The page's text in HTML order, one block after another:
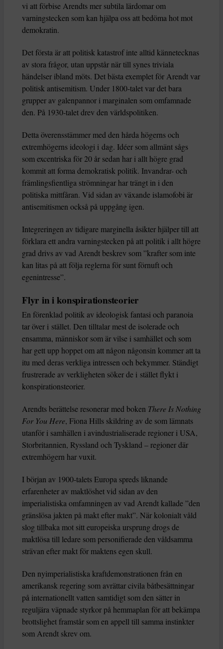
vi att förbise Arendts mer subtila lärdomar om
varningstecken som kan hjälpa oss att bedöma hot mot
demokratin.
Det första är att politisk katastrof inte alltid kännetecknas
av stora frågor, utan uppstår när till synes triviala
händelser ibland möts. Det bästa exemplet för Arendt var
politisk antisemitism. Under 1800-talet var det bara
grupper av galenpannor i marginalen som omfamnade
den. På 1930-talet drev den världspolitiken.
Detta överensstämmer med den hårda högerns och
extremhögerns ideologi i dag. Idéer som allmänt sågs
som excentriska för 20 år sedan har i allt högre grad
kommit att forma demokratisk politik. Invandrar- och
främlingsfientliga strömningar har trängt in i den
politiska mittfåran. Vid sidan av växande islamofobi är
antisemitismen också på uppgång igen.
Integreringen av tidigare marginella åsikter hjälper till att
förklara ett andra varningstecken på att politik i allt högre
grad drivs av vad Arendt beskrev som ”krafter som inte
kan litas på att följa reglerna för sunt förnuft och
egenintresse”.
Flyr in i konspirationsteorier
En förenklad politik av ideologisk fantasi och paranoia
tar över i stället. Den tilltalar mest de isolerade och
ensamma, människor som är vilse i samhället och som
har gett upp hoppet om att någon någonsin kommer att ta
itu med deras verkliga intressen och bekymmer. Ständigt
frustrerade av verkligheten söker de i stället flykt i
konspirationsteorier.
Arendts berättelse resonerar med boken There Is Nothing
For You Here, Fiona Hills skildring av de som lämnats
utanför i samhällen i avindustrialiserade regioner i USA,
Storbritannien, Ryssland och Tyskland – regioner där
extremhögern har vuxit.
I början av 1900-talets Europa spreds liknande
erfarenheter av maktlöshet vid sidan av den
imperialistiska omfamningen av vad Arendt kallade ”den
gränslösa jakten på makt efter makt”. När kolonialt våld
slog tillbaka mot sitt europeiska ursprung drogs de
maktlösa till ledare som personifierade den våldsamma
strävan efter makt för maktens egen skull.
Den nyimperialistiska kraftdemonstrationen från en
amerikansk regering som avrättar civila båtbesättningar
på internationellt vatten samtidigt som den sätter in
reguljära väpnade styrkor på hemmaplan för att bekämpa
brottslighet framstår som en appell till samma instinkter
som Arendt skrev om.